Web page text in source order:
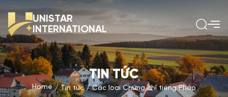
UNISTAR
INTERNATIONAL
TIN TỨC
Home Tin tức Các loại Chứng chỉ tiếng Pháp